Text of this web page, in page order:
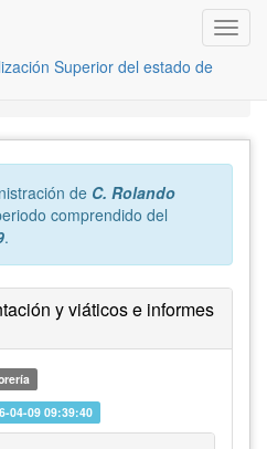
de C. Rolando
comprendido del
.
y viáticos e informes
04-09 09:39:40